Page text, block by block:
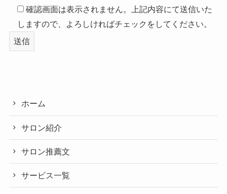
確認画面は表示されません。上記内容にて送信いた
しますので、よろしければチェックをしてください。
ホーム
サロン紹介
サロン推薦文
サービス一覧